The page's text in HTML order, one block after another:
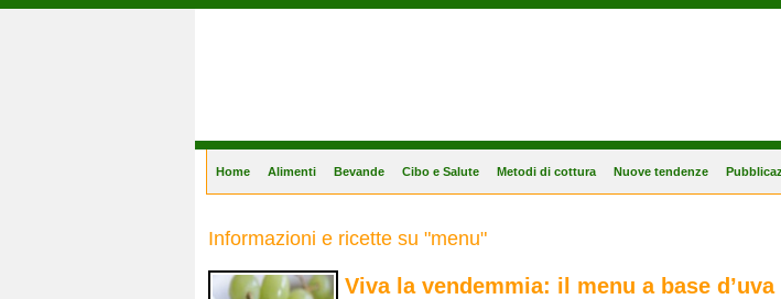
Gastronomia Online
Home Alimenti Bevande Cibo e Salute Metodi di cottura Nuove tendenze
Informazioni e ricette su "menu"
Viva la vendemmia: il menu a base d’uva